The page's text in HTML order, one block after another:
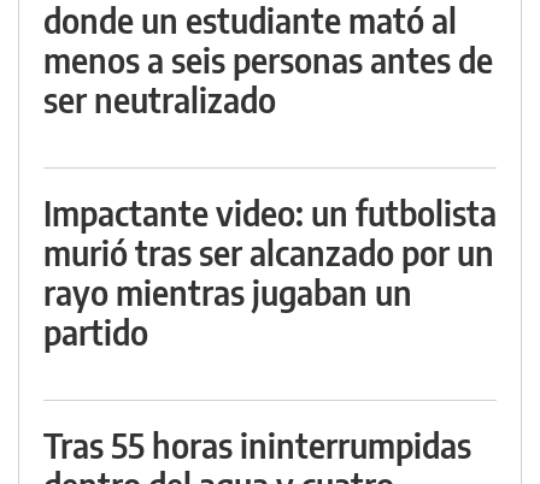
donde un estudiante mató al
menos a seis personas antes de
ser neutralizado
Impactante video: un futbolista
murió tras ser alcanzado por un
rayo mientras jugaban un
partido
Tras 55 horas ininterrumpidas